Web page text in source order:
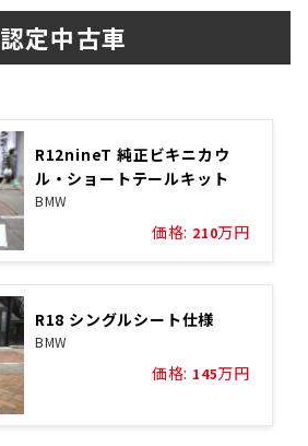
認定中古車
R12nineT 純正ビキニカウ
ル・ショートテールキット
BMW
価格: 210万円
R18 シングルシート仕様
BMW
価格: 145万円